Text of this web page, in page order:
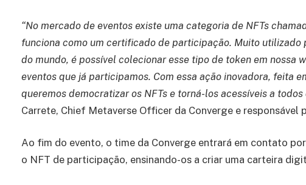
“No mercado de eventos existe uma categoria de NFTs
funciona como um certificado de participação. Muito
do mundo, é possível colecionar esse tipo de token em nossa
eventos que já participamos. Com essa ação inovadora, feita
queremos democratizar os NFTs e torná-los acessíveis a
Carrete, Chief Metaverse Officer da Converge e responsável
Ao fim do evento, o time da Converge entrará em contato
o NFT de participação, ensinando-os a criar uma carteira